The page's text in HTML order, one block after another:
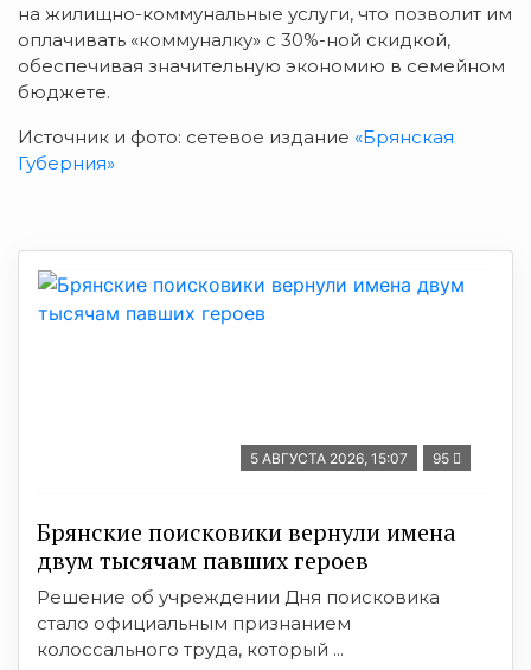
на жилищно-коммунальные услуги, что позволит им
оплачивать «коммуналку» с 30%-ной скидкой,
обеспечивая значительную экономию в семейном
бюджете.
Источник и фото: сетевое издание «Брянская
Губерния»
5 АВГУСТА 2026, 15:07 95
Брянские поисковики вернули имена
двум тысячам павших героев
Решение об учреждении Дня поисковика
стало официальным признанием
колоссального труда, который ...